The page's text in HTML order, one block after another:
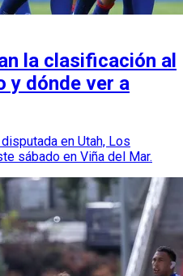
la clasificación al
y dónde ver a
en Utah, Los
sábado en Viña del Mar.